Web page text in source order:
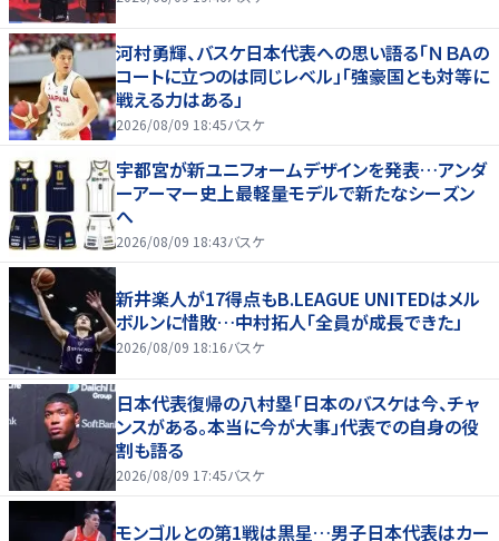
河村勇輝、バスケ日本代表への思い語る「ＮＢＡの
コートに立つのは同じレベル」「強豪国とも対等に
戦える力はある」
2026/08/09 18:45バスケ
宇都宮が新ユニフォームデザインを発表…アンダ
ーアーマー史上最軽量モデルで新たなシーズン
へ
2026/08/09 18:43バスケ
新井楽人が17得点もB.LEAGUE UNITEDはメル
ボルンに惜敗…中村拓人「全員が成長できた」
2026/08/09 18:16バスケ
日本代表復帰の八村塁「日本のバスケは今、チャ
ンスがある。本当に今が大事」代表での自身の役
割も語る
2026/08/09 17:45バスケ
モンゴルとの第1戦は黒星…男子日本代表はカー